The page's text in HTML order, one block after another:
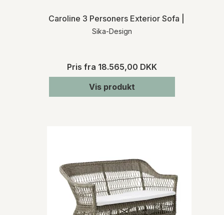
Caroline 3 Personers Exterior Sofa | Udendørs
Sika-Design
Pris fra 18.565,00 DKK
Vis produkt